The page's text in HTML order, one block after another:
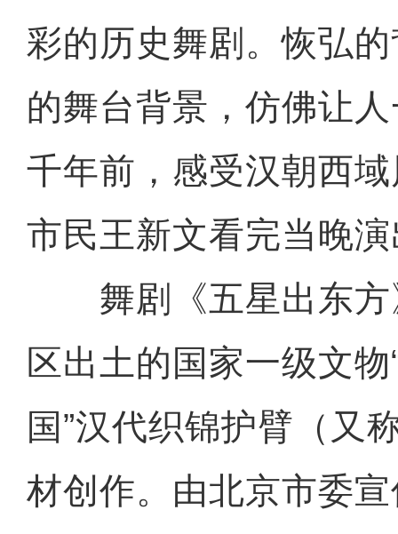
彩的历史舞剧。恢弘
的舞台背景，仿佛让
千年前，感受汉朝西
市民王新文看完当晚
舞剧《五星出东方
区出土的国家一级文
国”汉代织锦护臂（又
材创作。由北京市委